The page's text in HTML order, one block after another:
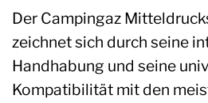
Der Campingaz
zeichnet sich durch seine
Handhabung und seine
Kompatibilität mit den